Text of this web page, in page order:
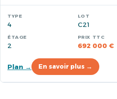
4 C21
2 692 000 €
Plan → En savoir plus →